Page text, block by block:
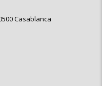
Casablanca